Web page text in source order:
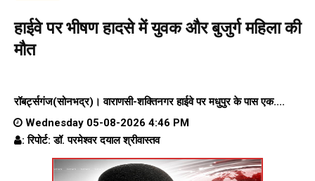
हाईवे पर भीषण हादसे में युवक और बुजुर्ग महिला की
मौत
रॉबर्ट्सगंज(सोनभद्र)। वाराणसी-शक्तिनगर हाईवे परमधुपुर के पास एक....
Wednesday 05-08-2026 4:46 PM
: रिपोर्ट: डॉ. परमेश्वर दयाल श्रीवास्तव